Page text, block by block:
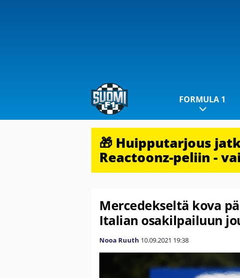
FORMULA 1
🎁 Huipputarjous
Reactoonz-peliin -
Mercedekseltä kova
Italian osakilpailuun
Nooa Ruuth 10.09.2021 19:38